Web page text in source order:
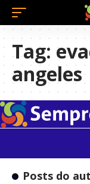
Tag:
angeles
Posts do